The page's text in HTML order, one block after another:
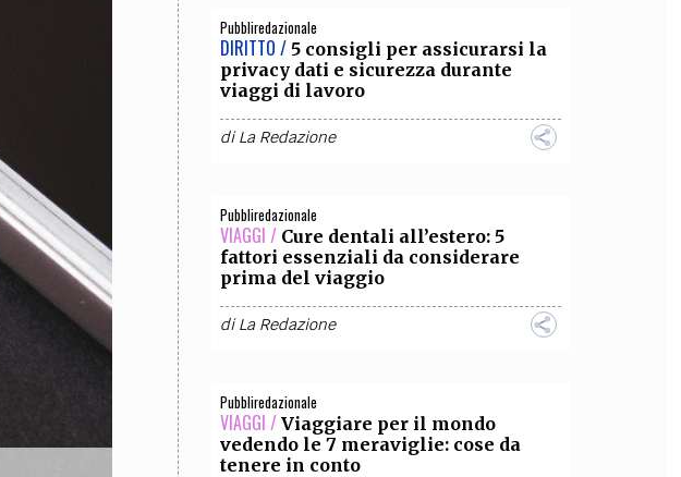
COLLABORA CON NOI
PUBBLICITÀ
Pubbliredazionale
DIRITTO / 5 consigli per assicurarsi la
privacy dati e sicurezza durante
viaggi di lavoro
diLa Redazione
Pubbliredazionale
VIAGGI / Cure dentali all’estero: 5
fattori essenziali da considerare
prima del viaggio
diLa Redazione
Pubbliredazionale
VIAGGI / Viaggiare per il mondo
vedendo le 7 meraviglie: cose da
tenere in conto